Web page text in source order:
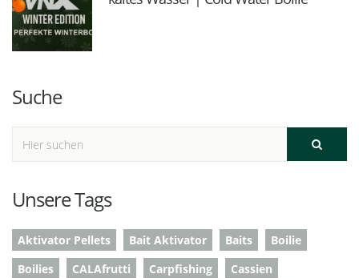
Suche
Unsere Tags
Aktivator Pellets Bait Aktivator Baits
Boilie
Boilies
CALAfrutti Carpfishing
Cassien